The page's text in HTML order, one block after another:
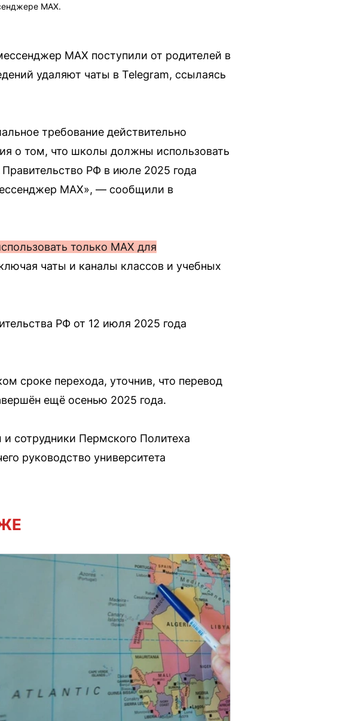
MAX.
MAX поступили от родителей в
удаляют чаты в Telegram, ссылаясь
требование действительно
о том, что школы должны использовать
РФ в июле 2025 года
МАХ», — сообщили в
только МАХ для
чаты и каналы классов и учебных
РФ от 12 июля 2025 года
сроке перехода, уточнив, что перевод
ещё осенью 2025 года.
сотрудники Пермского Политеха
руководство университета